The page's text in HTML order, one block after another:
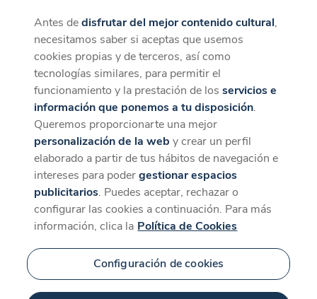
CaixaForum+
La mejor experiencia desde la App
Descargar
Contenido relacionado
para 'Sobrevivir'
5 min
Antes dedisfrutar del mejor contenido cultural,
necesitamos saber si aceptas que usemos
cookies propias y de terceros, así como
tecnologías similares, para permitir el
funcionamiento y la prestación de losservicios e
información que ponemos a tu disposición.
Queremos proporcionarte una mejor
personalización de la web y crear un perfil
elaborado a partir de tus hábitos de navegación e
intereses para podergestionar espacios
publicitarios. Puedes aceptar, rechazar o
configurar las cookies a continuación. Para más
información, clica la Política de Cookies
Configuración de cookies